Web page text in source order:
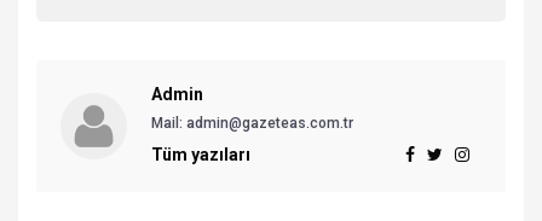
Admin
Mail: admin@gazeteas.com.tr
Tüm yazıları